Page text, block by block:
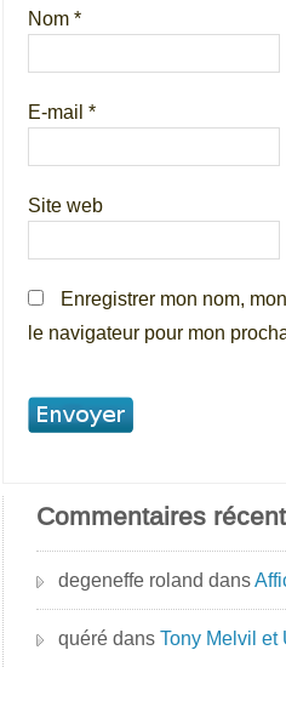
Nom*
E-mail*
Site web
Enregistrer mon nom,
le navigateur pour mon
Commentaires
degeneffe roland dans
quéré dansTony Melvil et